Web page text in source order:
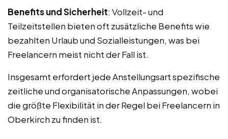
Benefits und Sicherheit: Vollzeit- und
Teilzeitstellen bieten oft zusätzliche Benefits wie
bezahlten Urlaub und Sozialleistungen, was bei
Freelancern meist nicht der Fall ist.
Insgesamt erfordert jede Anstellungsart spezifische
zeitliche und organisatorische Anpassungen, wobei
die größte Flexibilität in der Regel bei Freelancern in
Oberkirch zu finden ist.